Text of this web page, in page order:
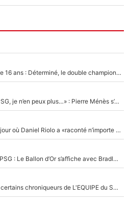
Le PSG veut s'offrir une pépite de 16 ans : Déterminé, le double champion d'Europe en titre est prêt à lâcher 40M€ pour celui que l'on compare déjà à Vinicius Jr !
«Un très mauvais choix pour le PSG, je n’en peux plus…» : Pierre Ménès s’est complètement trompé avec Luis Enrique et ces déclarations le prouvent !
«Je m’en veux terriblement» : Le jour où Daniel Riolo a «raconté n’importe quoi» dans l'After Foot !
Ousmane Dembélé de retour au PSG : Le Ballon d’Or s’affiche avec Bradley Barcola en plein cœur du feuilleton sur son départ !
Pierre Ménès «ne supporte pas» certains chroniqueurs de L'EQUIPE du Soir : Ils vont tous partir !